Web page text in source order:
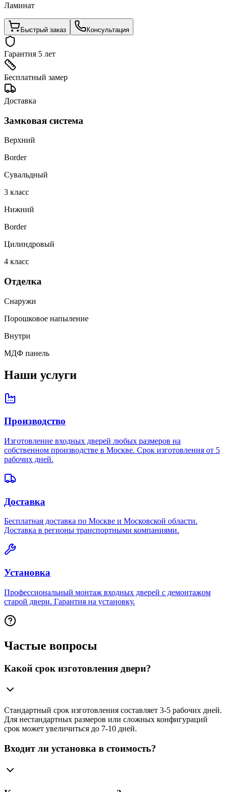
Ламинат
Быстрый заказ Консультация
Гарантия 5 лет
Бесплатный замер
Доставка
Замковая система
Верхний
Border
Сувальдный
3 класс
Нижний
Border
Цилиндровый
4 класс
Отделка
Снаружи
Порошковое напыление
Внутри
МДФ панель
Наши услуги
Производство
Изготовление входных дверей любых размеров на
собственном производстве в Москве. Срок изготовления от 5
рабочих дней.
Доставка
Бесплатная доставка по Москве и Московской области.
Доставка в регионы транспортными компаниями.
Установка
Профессиональный монтаж входных дверей с демонтажом
старой двери. Гарантия на установку.
Частые вопросы
Какой срок изготовления двери?
Стандартный срок изготовления составляет 3-5 рабочих дней.
Для нестандартных размеров или сложных конфигураций
срок может увеличиться до 7-10 дней.
Входит ли установка в стоимость?